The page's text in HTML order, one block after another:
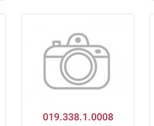
019.338.1.0008